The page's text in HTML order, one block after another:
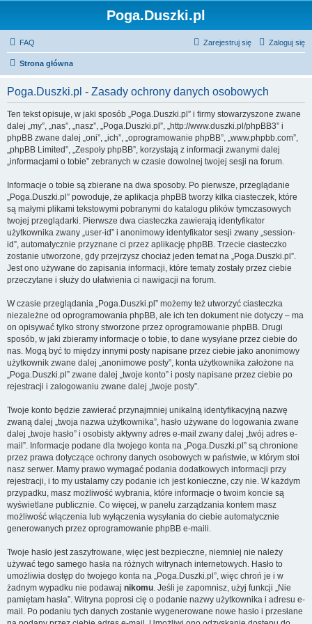
Poga.Duszki.pl
FAQ Zaloguj się
Zarejestruj się
Strona główna
Poga.Duszki.pl - Zasady ochrony danych osobowych
Ten tekst opisuje, w jaki sposób „Poga.Duszki.pl” i firmy stowarzyszone zwane
dalej „my”, „nas”, „nasz”, „Poga.Duszki.pl”, „http://www.duszki.pl/phpBB3” i
phpBB zwane dalej „oni”, „ich”, „oprogramowanie phpBB”, „www.phpbb.com”,
„phpBB Limited”, „Zespoły phpBB”, korzystają z informacji zwanymi dalej
„informacjami o tobie” zebranych w czasie dowolnej twojej sesji na forum.
Informacje o tobie są zbierane na dwa sposoby. Po pierwsze, przeglądanie
„Poga.Duszki.pl” powoduje, że aplikacja phpBB tworzy kilka ciasteczek, które
są małymi plikami tekstowymi pobranymi do katalogu plików tymczasowych
twojej przeglądarki. Pierwsze dwa ciasteczka zawierają identyfikator
użytkownika zwany „user-id” i anonimowy identyfikator sesji zwany „session-
id”, automatycznie przyznane ci przez aplikację phpBB. Trzecie ciasteczko
zostanie utworzone, gdy przejrzysz chociaż jeden temat na „Poga.Duszki.pl”.
Jest ono używane do zapisania informacji, które tematy zostały przez ciebie
przeczytane i służy do ułatwienia ci nawigacji na forum.
W czasie przeglądania „Poga.Duszki.pl” możemy też utworzyć ciasteczka
niezależne od oprogramowania phpBB, ale ich ten dokument nie dotyczy – ma
on opisywać tylko strony stworzone przez oprogramowanie phpBB. Drugi
sposób, w jaki zbieramy informacje o tobie, to dane wysyłane przez ciebie do
nas. Mogą być to między innymi posty napisane przez ciebie jako anonimowy
użytkownik zwane dalej „anonimowe posty”, konta użytkownika założone na
„Poga.Duszki.pl” zwane dalej „twoje konto” i posty napisane przez ciebie po
rejestracji i zalogowaniu zwane dalej „twoje posty”.
Twoje konto będzie zawierać przynajmniej unikalną identyfikacyjną nazwę
zwaną dalej „twoja nazwa użytkownika”, hasło używane do logowania zwane
dalej „twoje hasło” i osobisty aktywny adres e-mail zwany dalej „twój adres e-
mail”. Informacje podane dla twojego konta na „Poga.Duszki.pl” są chronione
przez prawa dotyczące ochrony danych osobowych w państwie, w którym stoi
nasz serwer. Mamy prawo wymagać podania dodatkowych informacji przy
rejestracji, i to my ustalamy czy podanie ich jest konieczne, czy nie. W każdym
przypadku, masz możliwość wybrania, które informacje o twoim koncie są
wyświetlane publicznie. Co więcej, w panelu zarządzania kontem masz
możliwość włączenia lub wyłączenia wysyłania do ciebie automatycznie
generowanych przez oprogramowanie phpBB e-maili.
Twoje hasło jest zaszyfrowane, więc jest bezpieczne, niemniej nie należy
używać tego samego hasła na różnych witrynach internetowych. Hasło to
umożliwia dostęp do twojego konta na „Poga.Duszki.pl”, więc chroń je i w
żadnym wypadku nie podawaj nikomu. Jeśli je zapomnisz, użyj funkcji „Nie
pamiętam hasła”. Witryna poprosi cię o podanie nazwy użytkownika i adresu e-
mail. Po podaniu tych danych zostanie wygenerowane nowe hasło i przesłane